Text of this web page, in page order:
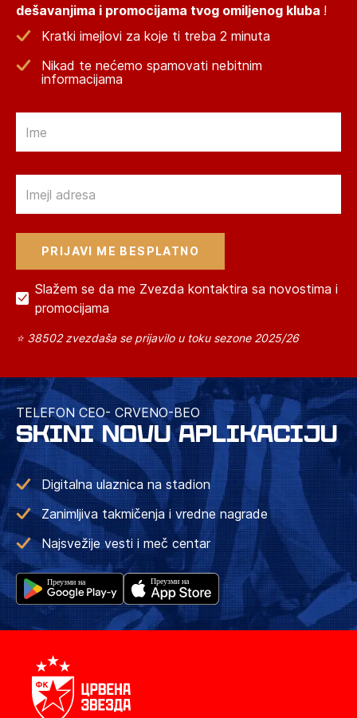
dešavanjima i promocijama tvog omiljenog kluba !
Kratki imejlovi za koje ti treba 2 minuta
Nikad te nećemo spamovati nebitnim
informacijama
Slažem se da me Zvezda kontaktira sa novostima i
promocijama
⭐ 38502 zvezdaša se prijavilo u toku sezone 2025/26
TELEFON CEO- CRVENO-BEO
SKINI NOVU APLIKACIJU
Digitalna ulaznica na stadion
Zanimljiva takmičenja i vredne nagrade
Najsvežije vesti i meč centar